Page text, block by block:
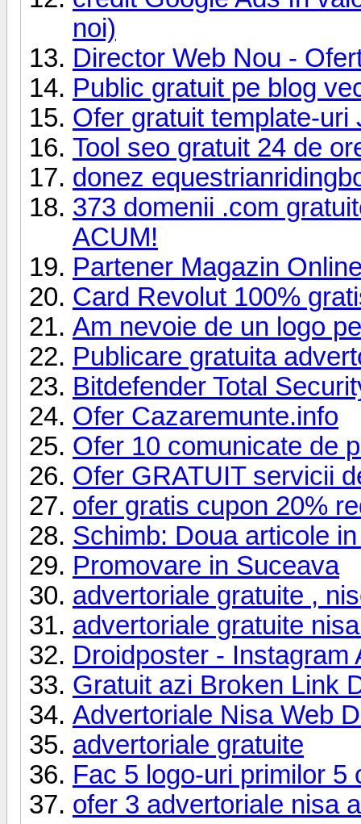
noi)
Director Web Nou -
Public gratuit pe blog
Ofer gratuit template-uri
Tool seo gratuit 24 de
donez
373 domenii .com
ACUM!
Partener Magazin
Card Revolut 100%
Am nevoie de un logo
Publicare gratuita
Bitdefender Total
Ofer Cazaremunte.info
Ofer 10 comunicate de
Ofer GRATUIT servicii
ofer gratis cupon 20%
Schimb: Doua articole
Promovare in Suceava
advertoriale gratuite ,
advertoriale gratuite
Droidposter - Instagram
Gratuit azi Broken Link
Advertoriale Nisa Web
advertoriale gratuite
Fac 5 logo-uri primilor
ofer 3 advertoriale nisa